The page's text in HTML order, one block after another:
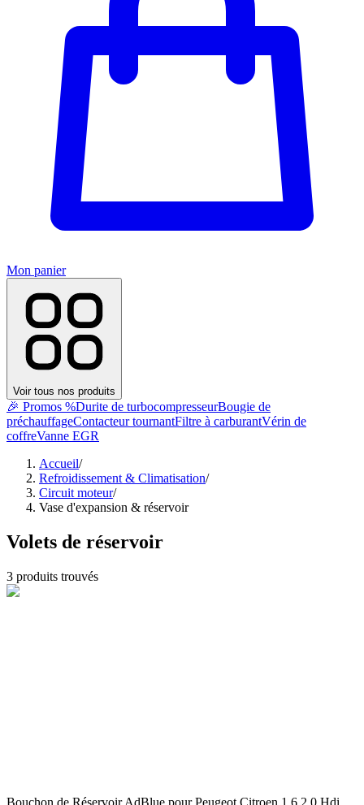
Mon panier
Voir tous nos produits
🎉 Promos %Durite de turbocompresseurBougie de
préchauffageContacteur tournantFiltre à carburantVérin de
coffreVanne EGR
Accueil/
Refroidissement & Climatisation/
Circuit moteur/
Vase d'expansion & réservoir
Volets de réservoir
3 produits trouvés
Bouchon de Réservoir AdBlue pour Peugeot Citroen 1.6 2.0 Hdi